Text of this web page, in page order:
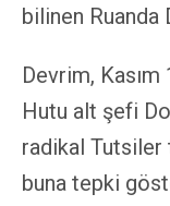
bilinen
Devrim,
Hutu alt şefi
radikal Tutsiler
buna tepki